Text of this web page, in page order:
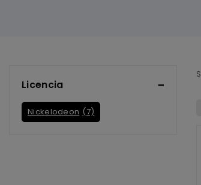
Licencia
Nickelodeon (7)